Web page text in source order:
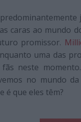
caras ao mundo
promissor.
uma das
neste
no mundo
é que eles têm?